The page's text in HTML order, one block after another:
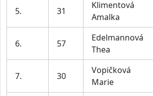
5. 31
Klimentová
Amalka
6. 57
Edelmannová
Thea
7. 30
Vopičková
Marie